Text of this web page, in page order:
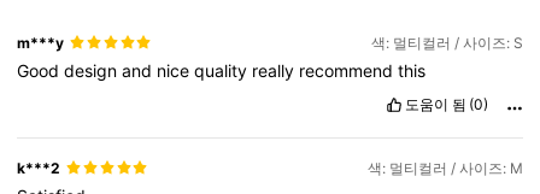
m***y 색: 멀티컬러 / 사이즈: S
Gooddesignand nicequality really recommendthis
도움이 됨 (0)
k***2 색: 멀티컬러 / 사이즈: M